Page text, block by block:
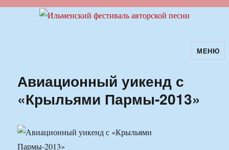
Ильменский фестиваль авторскойМЕНЮ
Авиационный уикенд с
«Крыльями Пармы-2013»